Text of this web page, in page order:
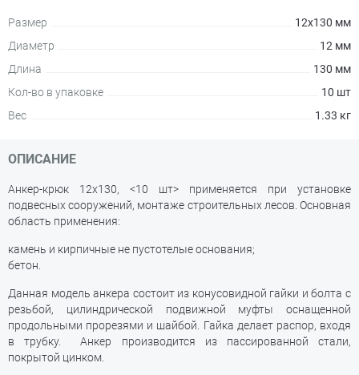
Размер
12х130 мм
Диаметр
12 мм
Длина
130 мм
Кол-во в упаковке
10 шт
Вес
1.33 кг
ОПИСАНИЕ
Анкер-крюк 12х130, <10 шт> применяется при установке
подвесных сооружений, монтаже строительных лесов. Основная
область применения:
камень и кирпичные не пустотелые основания;
бетон.
Данная модель анкера состоит из конусовидной гайки и болта с
резьбой, цилиндрической подвижной муфты оснащенной
продольными прорезями и шайбой. Гайка делает распор, входя
в трубку. Анкер производится из пассированной стали,
покрытой цинком.